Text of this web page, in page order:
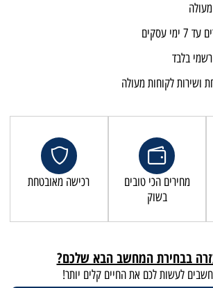
עסקים
בלבד
ושירות לקוחות מעולה
מחירים הכי טובים
בשוק
רכישה מאובטחת
בבחירת המחשב הבא שלכם?
לעשות לכם את החיים קלים יותר!